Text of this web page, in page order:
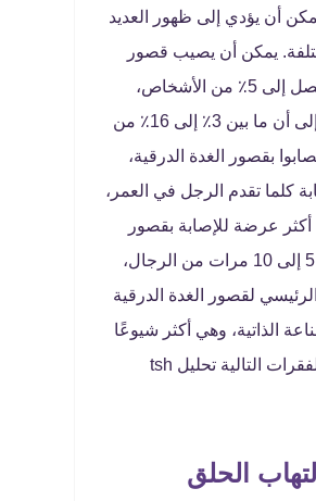
أن يؤدي إلى ظهور العديد
يمكن أن يصيب قصور
الغدة الدرقية ما يصل إلى 5٪ من الأشخاص،
وتشير الدراسات إلى أن ما بين 3٪ إلى 16٪ من
بقصور الغدة الدرقية،
كلما تقدم الرجل في العمر،
عرضة للإصابة بقصور
الغدة الدرقية من 5 إلى 10 مرات من الرجال،
لقصور الغدة الدرقية
الذاتية، وهي أكثر شيوعًا
عند النساء,وفي الفقرات التالية تحليل tsh
الحلق